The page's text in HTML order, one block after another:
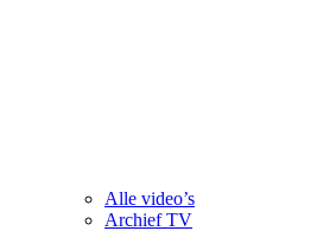
Alle video’s
Archief TV